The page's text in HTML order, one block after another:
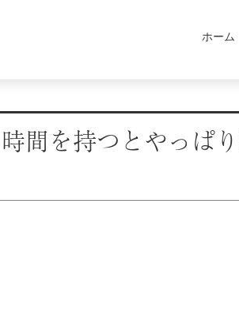
ホーム
間を持つとやっぱ